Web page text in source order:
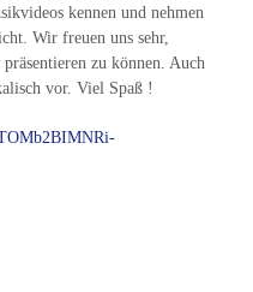
kennen und nehmen
Wir freuen uns sehr,
zu können. Auch
vor. Viel Spaß !